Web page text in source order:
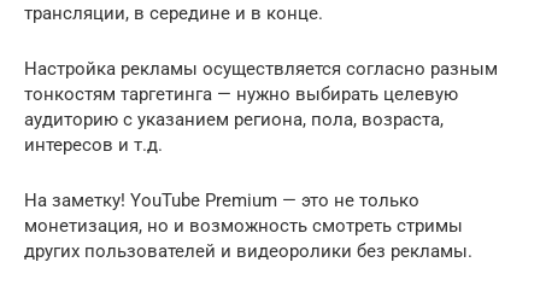
трансляции, в середине и в конце.
Настройка рекламы осуществляется согласно разным
тонкостям таргетинга — нужно выбирать целевую
аудиторию с указанием региона, пола, возраста,
интересов и т.д.
На заметку! YouTube Premium — это не только
монетизация, но и возможность смотреть стримы
других пользователей и видеоролики без рекламы.